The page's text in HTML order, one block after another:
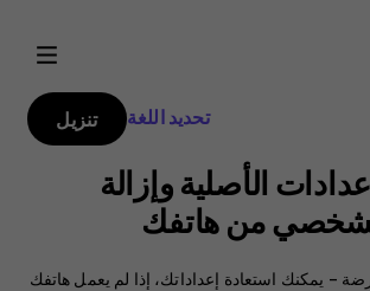
تحديد اللغة تنزيل
الأصلية وإزالة
من هاتفك
– يمكنك استعادة إعداداتك، إذا لم يعمل هاتفك